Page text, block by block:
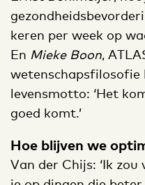
keren per week op
En Mieke Boon,
wetenschapsfilosofie
levensmotto: ‘Het
goed komt.’
Hoe blijven we
Van der Chijs: ‘Ik